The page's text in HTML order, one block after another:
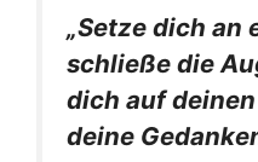
„Setze dich an
schließe die
dich auf
deine